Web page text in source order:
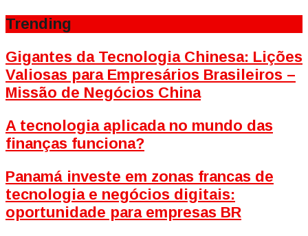
Trending
Gigantes da Tecnologia Chinesa: Lições
Valiosas para Empresários Brasileiros –
Missão de Negócios China
A tecnologia aplicada no mundo das
finanças funciona?
Panamá investe em zonas francas de
tecnologia e negócios digitais:
oportunidade para empresas BR